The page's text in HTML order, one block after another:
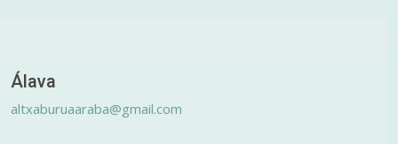
Álava
altxaburuaaraba@gmail.com